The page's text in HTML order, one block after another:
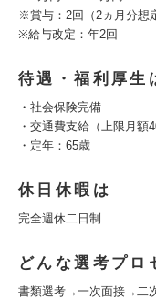
※賞与：2回（2ヵ月分想
※給与改定：年2回
待遇・福利厚生
・社会保険完備
・交通費支給（上限月額
・定年：65歳
休日休暇は
完全週休二日制
どんな選考プロ
書類選考→一次面接→二